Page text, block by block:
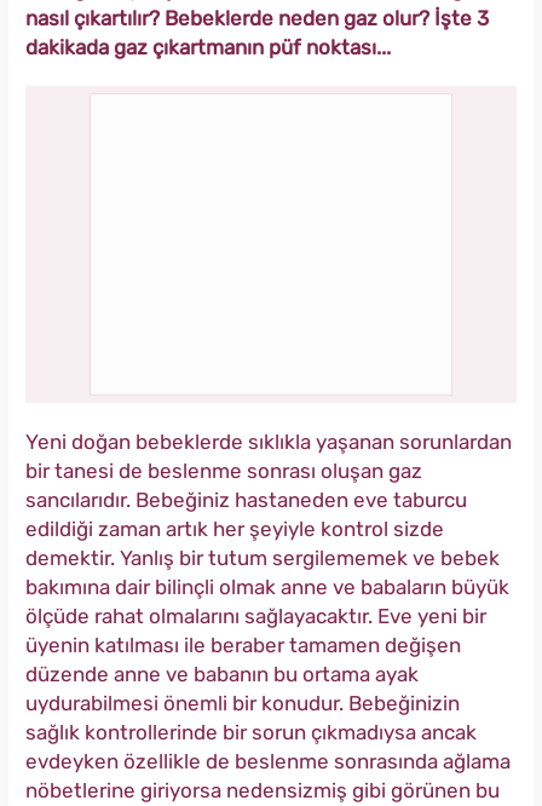
nasıl çıkartılır? Bebeklerde neden gaz olur? İşte 3
dakikada gaz çıkartmanın püf noktası...
Yeni doğan bebeklerde sıklıkla yaşanan sorunlardan
bir tanesi de beslenme sonrası oluşan gaz
sancılarıdır. Bebeğiniz hastaneden eve taburcu
edildiği zaman artık her şeyiyle kontrol sizde
demektir. Yanlış bir tutum sergilememek ve bebek
bakımına dair bilinçli olmak anne ve babaların büyük
ölçüde rahat olmalarını sağlayacaktır. Eve yeni bir
üyenin katılması ile beraber tamamen değişen
düzende anne ve babanın bu ortama ayak
uydurabilmesi önemli bir konudur. Bebeğinizin
sağlık kontrollerinde bir sorun çıkmadıysa ancak
evdeyken özellikle de beslenme sonrasında ağlama
nöbetlerine giriyorsa nedensizmiş gibi görünen bu